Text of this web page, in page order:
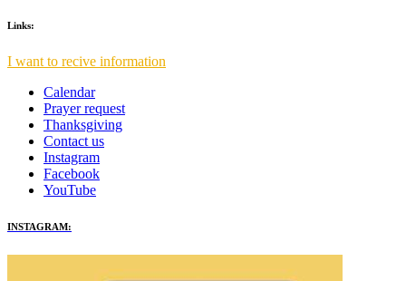
Links:
I want to recive information
Calendar
Prayer request
Thanksgiving
Contact us
Instagram
Facebook
YouTube
INSTAGRAM: